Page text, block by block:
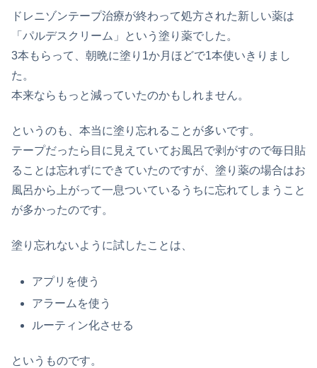
ドレニゾンテープ治療が終わって処方された新しい薬は
「パルデスクリーム」という塗り薬でした。
3本もらって、朝晩に塗り1か月ほどで1本使いきりまし
た。
本来ならもっと減っていたのかもしれません。
というのも、本当に塗り忘れることが多いです。
テープだったら目に見えていてお風呂で剥がすので毎日貼
ることは忘れずにできていたのですが、塗り薬の場合はお
風呂から上がって一息ついているうちに忘れてしまうこと
が多かったのです。
塗り忘れないように試したことは、
アプリを使う
アラームを使う
ルーティン化させる
というものです。